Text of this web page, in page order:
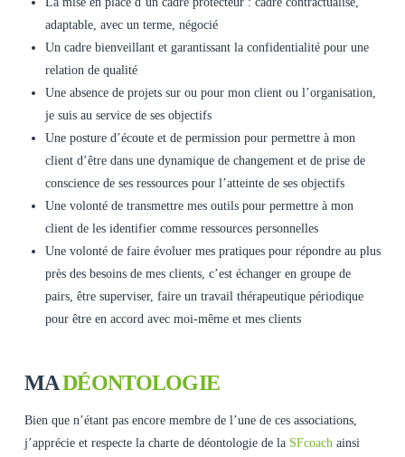
adaptable, avec un terme, négocié
Un cadre bienveillant et garantissant la confidentialité pour une
relation de qualité
Une absence de projets sur ou pour mon client ou l’organisation,
je suis au service de ses objectifs
Une posture d’écoute et de permission pour permettre à mon
client d’être dans une dynamique de changement et de prise de
conscience de ses ressources pour l’atteinte de ses objectifs
Une volonté de transmettre mes outils pour permettre à mon
client de les identifier comme ressources personnelles
Une volonté de faire évoluer mes pratiques pour répondre au plus
près des besoins de mes clients, c’est échanger en groupe de
pairs, être superviser, faire un travail thérapeutique périodique
pour être en accord avec moi-même et mes clients
MADÉONTOLOGIE
Bien que n’étant pas encore membre de l’une de ces associations,
j’apprécie et respecte la charte de déontologie de la SFcoach ainsi